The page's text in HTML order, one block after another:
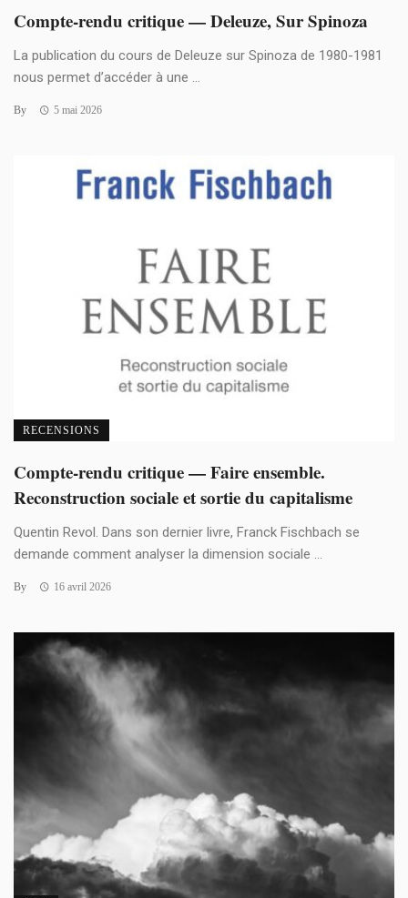
Compte-rendu critique — Deleuze, Sur Spinoza
La publication du cours de Deleuze sur Spinoza de 1980-1981
nous permet d’accéder à une ...
By 5 mai 2026
RECENSIONS
Compte-rendu critique — Faire ensemble.
Reconstruction sociale et sortie du capitalisme
Quentin Revol. Dans son dernier livre, Franck Fischbach se
demande comment analyser la dimension sociale ...
By 16 avril 2026